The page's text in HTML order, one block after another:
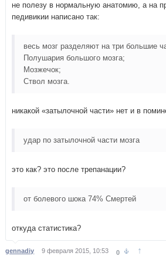
не полезу в нормальную анатомию, а на
педивикии написано так:
весь мозг разделяют на три большие
Полушария большого мозга;
Мозжечок;
Ствол мозга.
никакой «затылочной части» нет и в
удар по затылочной части мозга
это как? это после трепанации?
от болевого шока 74% Смертей
откуда статистика?
gennadiy 9 февраля 2015, 10:53 0 ↑